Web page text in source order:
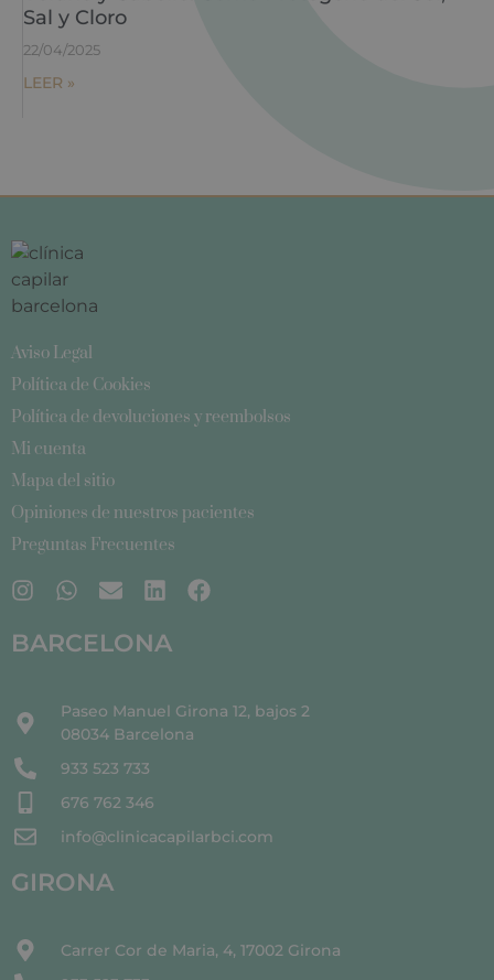
Sal y Cloro
22/04/2025
LEER »
Aviso Legal
Política de Cookies
Política de devoluciones y reembolsos
Mi cuenta
Mapa del sitio
Opiniones de nuestros pacientes
Preguntas Frecuentes
BARCELONA
Paseo Manuel Girona 12, bajos 2
08034 Barcelona
933 523 733
676 762 346
info@clinicacapilarbci.com
GIRONA
Carrer Cor de Maria, 4, 17002 Girona